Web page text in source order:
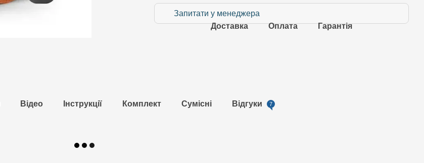
Запитати у менеджера
Доставка
Оплата Гарантія
Відео Інструкції Комплект Сумісні Відгуки 7